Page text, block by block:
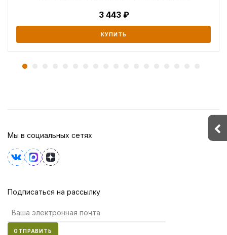
3 443
КУПИТЬ
Мы в социальных сетях
Подписаться на рассылку
ОТПРАВИТЬ